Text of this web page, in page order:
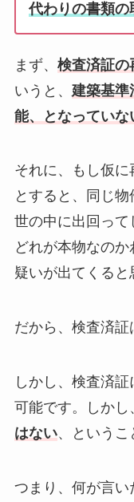
代わりの書類の
まず、 検査済証の
いうと、 建築基準
能、となっていな
それに、もし仮に
とすると、同じ
世の中に出回って
どれが本物なの
疑いが出てくると
だから、検査済証
しかし、検査済
可能です。しかし
はない、というこ
つまり、何が言い